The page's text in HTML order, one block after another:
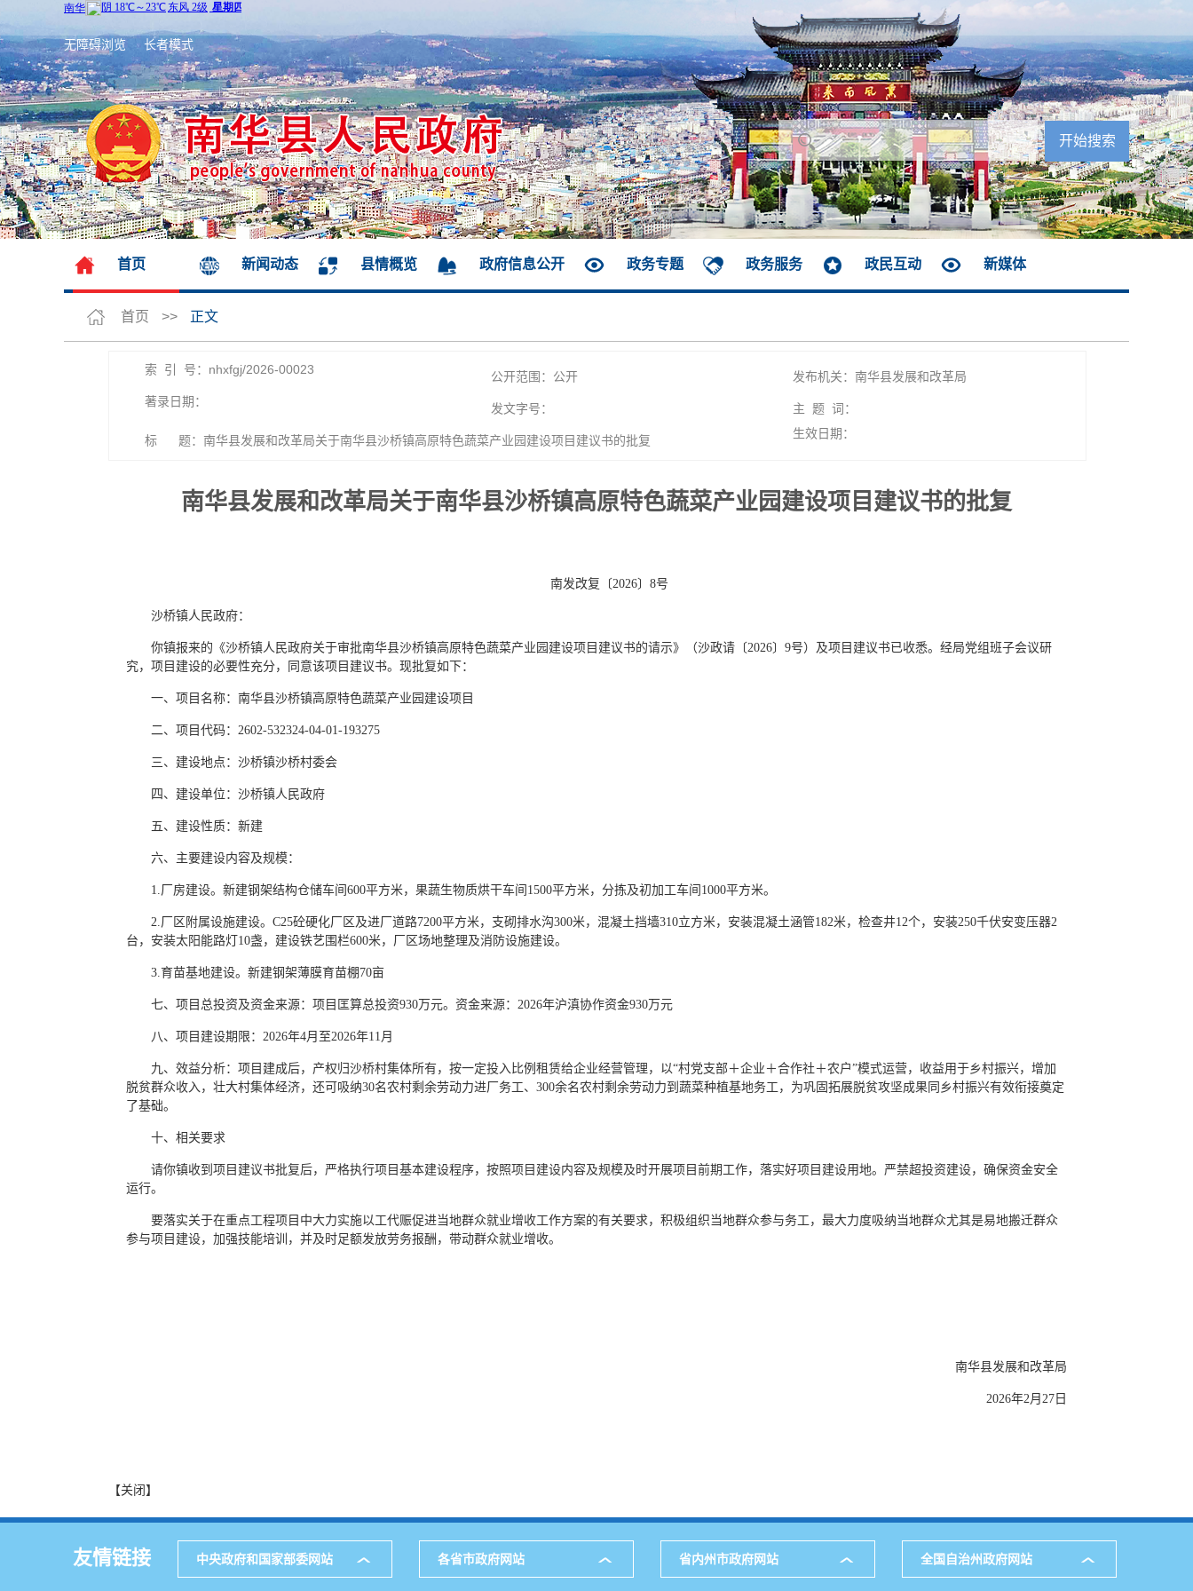
无障碍浏览 长者模式
首页 新闻动态 县情概览 政府信息公开 政务专题 政务服务 政民互动 新媒体
首页 >> 正文
索 引 号：nhxfgj/2026-00023 公开范围：公开
发布机关：南华县发展和改革局
著录日期：
发文字号： 主 题 词：
标 题：南华县发展和改革局关于南华县沙桥镇高原特色蔬菜产业园建设项目建议书的批复 生效日期：
南华县发展和改革局关于南华县沙桥镇高原特色蔬菜产业园建设项目建议书的批复
南发改复〔2026〕8号
沙桥镇人民政府：
你镇报来的《沙桥镇人民政府关于审批南华县沙桥镇高原特色蔬菜产业园建设项目建议书的请示》（沙政请〔2026〕9号）及项目建议书已收悉。经局党组班子会议研
究，项目建设的必要性充分，同意该项目建议书。现批复如下：
一、项目名称：南华县沙桥镇高原特色蔬菜产业园建设项目
二、项目代码：2602-532324-04-01-193275
三、建设地点：沙桥镇沙桥村委会
四、建设单位：沙桥镇人民政府
五、建设性质：新建
六、主要建设内容及规模：
1.厂房建设。新建钢架结构仓储车间600平方米，果蔬生物质烘干车间1500平方米，分拣及初加工车间1000平方米。
2.厂区附属设施建设。C25砼硬化厂区及进厂道路7200平方米，支砌排水沟300米，混凝土挡墙310立方米，安装混凝土涵管182米，检查井12个，安装250千伏安变压器2
台，安装太阳能路灯10盏，建设铁艺围栏600米，厂区场地整理及消防设施建设。
3.育苗基地建设。新建钢架薄膜育苗棚70亩
七、项目总投资及资金来源：项目匡算总投资930万元。资金来源：2026年沪滇协作资金930万元
八、项目建设期限：2026年4月至2026年11月
九、效益分析：项目建成后，产权归沙桥村集体所有，按一定投入比例租赁给企业经营管理，以“村党支部＋企业＋合作社＋农户”模式运营，收益用于乡村振兴，增加
脱贫群众收入，壮大村集体经济，还可吸纳30名农村剩余劳动力进厂务工、300余名农村剩余劳动力到蔬菜种植基地务工，为巩固拓展脱贫攻坚成果同乡村振兴有效衔接奠定
了基础。
十、相关要求
请你镇收到项目建议书批复后，严格执行项目基本建设程序，按照项目建设内容及规模及时开展项目前期工作，落实好项目建设用地。严禁超投资建设，确保资金安全
运行。
要落实关于在重点工程项目中大力实施以工代赈促进当地群众就业增收工作方案的有关要求，积极组织当地群众参与务工，最大力度吸纳当地群众尤其是易地搬迁群众
参与项目建设，加强技能培训，并及时足额发放劳务报酬，带动群众就业增收。
南华县发展和改革局
2026年2月27日
【关闭】
友情链接 中央政府和国家部委网站 各省市政府网站 省内州市政府网站 全国自治州政府网站